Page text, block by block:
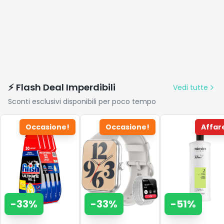
⚡ Flash Deal Imperdibili
Vedi tutte
Sconti esclusivi disponibili per poco tempo
Occasione!
-33%
Occasione!
-33% -51%